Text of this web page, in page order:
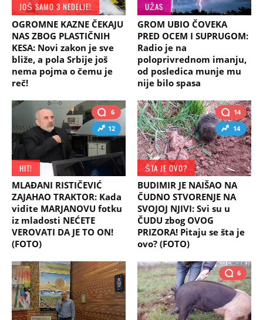
JOŠ SAMO 3 NEDELJE!
OGROMNE KAZNE ČEKAJU
NAS ZBOG PLASTIČNIH
KESA: Novi zakon je sve
bliže, a pola Srbije još
nema pojma o čemu je
reč!
UŽAS
GROM UBIO ČOVEKA
PRED OCEM I SUPRUGOM:
Radio je na
poloprivrednom imanju,
od posledica munje mu
nije bilo spasa
6
12
HIT!
MLAĐANI RISTIČEVIĆ
ZAJAHAO TRAKTOR: Kada
vidite MARJANOVU fotku
iz mladosti NEĆETE
VEROVATI DA JE TO ON!
(FOTO)
14
14
ŠTA JE OVO?
BUDIMIR JE NAIŠAO NA
ČUDNO STVORENJE NA
SVOJOJ NJIVI: Svi su u
ČUDU zbog OVOG
PRIZORA! Pitaju se šta je
ovo? (FOTO)
6